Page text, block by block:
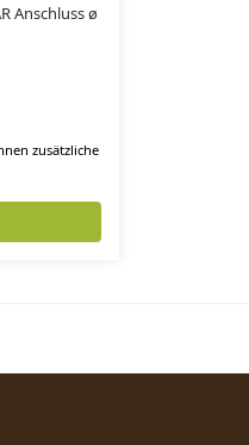
Anschluss ø
zusätzliche